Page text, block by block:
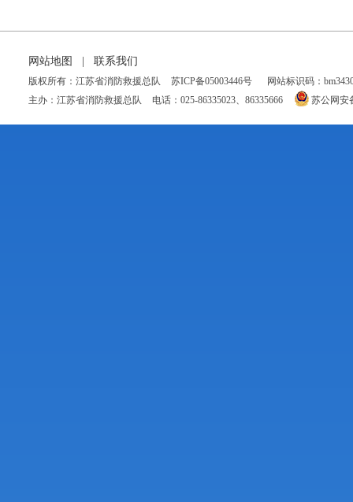
网站地图 联系我们
版权所有：江苏省消防救援总队 苏ICP备05003446号
网站标识码：
主办：江苏省消防救援总队
电话：025-86335023、86335666 苏公网安